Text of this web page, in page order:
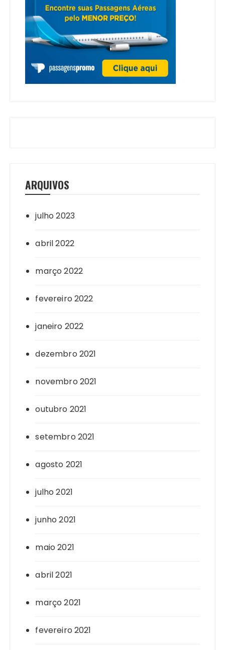
ARQUIVOS
julho 2023
abril 2022
março 2022
fevereiro 2022
janeiro 2022
dezembro 2021
novembro 2021
outubro 2021
setembro 2021
agosto 2021
julho 2021
junho 2021
maio 2021
abril 2021
março 2021
fevereiro 2021